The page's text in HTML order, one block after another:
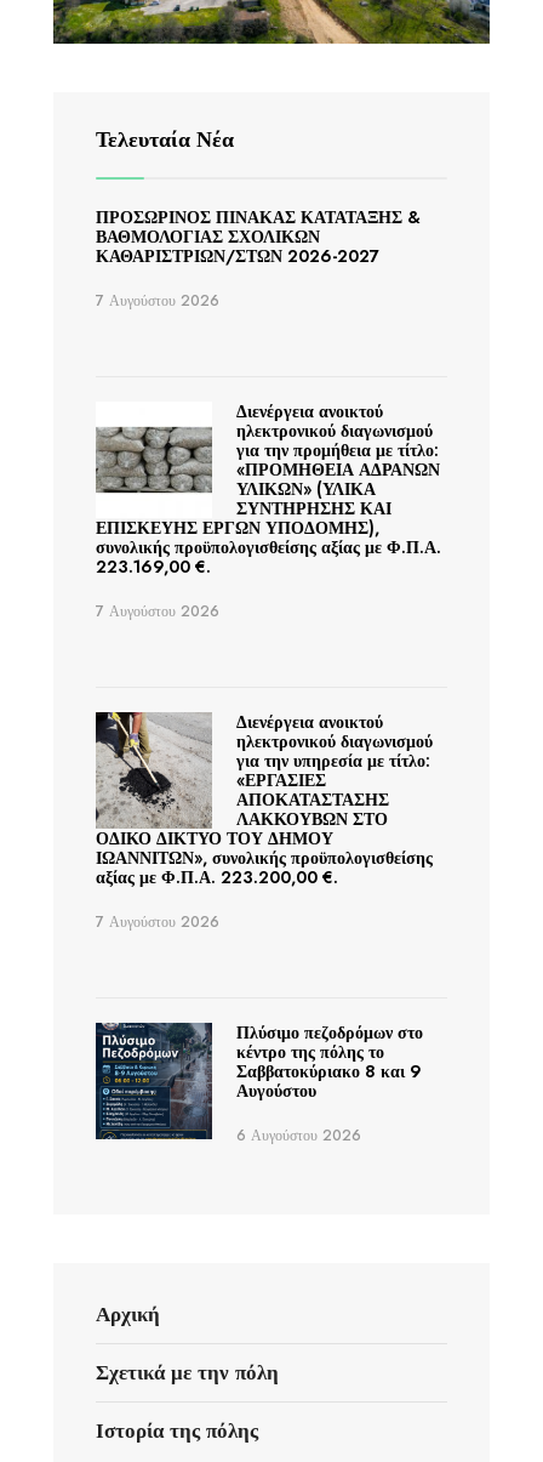
Τελευταία Νέα
ΠΡΟΣΩΡΙΝΟΣ ΠΙΝΑΚΑΣ ΚΑΤΑΤΑΞΗΣ &
ΒΑΘΜΟΛΟΓΙΑΣ ΣΧΟΛΙΚΩΝ
ΚΑΘΑΡΙΣΤΡΙΩΝ/ΣΤΩΝ 2026-2027
7 Αυγούστου 2026
Διενέργεια ανοικτού
ηλεκτρονικού διαγωνισμού
για την προμήθεια με τίτλο:
«ΠΡΟΜΗΘΕΙΑ ΑΔΡΑΝΩΝ
ΥΛΙΚΩΝ» (ΥΛΙΚΑ
ΣΥΝΤΗΡΗΣΗΣ ΚΑΙ
ΕΠΙΣΚΕΥΗΣ ΕΡΓΩΝ ΥΠΟΔΟΜΗΣ),
συνολικής προϋπολογισθείσης αξίας με Φ.Π.Α.
223.169,00 €.
7 Αυγούστου 2026
Διενέργεια ανοικτού
ηλεκτρονικού διαγωνισμού
για την υπηρεσία με τίτλο:
«ΕΡΓΑΣΙΕΣ
ΑΠΟΚΑΤΑΣΤΑΣΗΣ
ΛΑΚΚΟΥΒΩΝ ΣΤΟ
ΟΔΙΚΟ ΔΙΚΤΥΟ ΤΟΥ ΔΗΜΟΥ
ΙΩΑΝΝΙΤΩΝ», συνολικής προϋπολογισθείσης
αξίας με Φ.Π.Α. 223.200,00 €.
7 Αυγούστου 2026
Πλύσιμο πεζοδρόμων στο
κέντρο της πόλης το
Σαββατοκύριακο 8 και 9
Αυγούστου
6 Αυγούστου 2026
Αρχική
Σχετικά με την πόλη
Ιστορία της πόλης